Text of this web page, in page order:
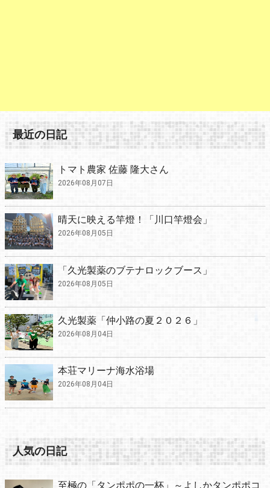
最近の日記
トマト農家 佐藤 隆大さん
2026年08月07日
晴天に映える竿燈！「川口竿燈会」
2026年08月05日
「久光製薬のブテナロックブース」
2026年08月05日
久光製薬「仲小路の夏２０２６」
2026年08月04日
本荘マリーナ海水浴場
2026年08月04日
人気の日記
至極の「タンポポの一杯」～よしかタンポポコ